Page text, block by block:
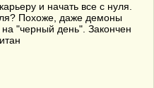
и начать все с нуля.
Похоже, даже демоны
"черный день". Закончен